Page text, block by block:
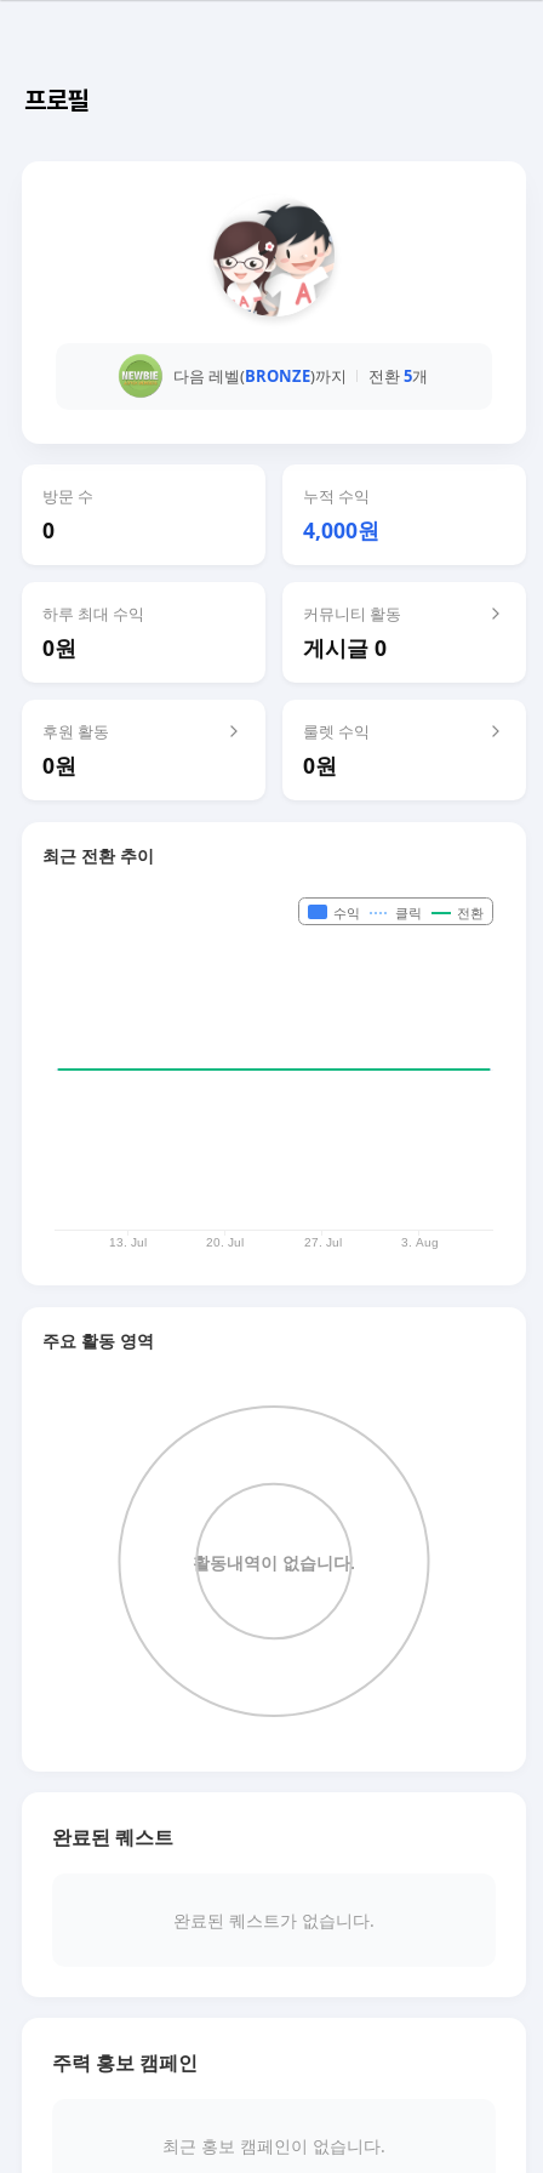
프로필
다음 레벨(BRONZE)까지 전환5개
방문 수
0
누적 수익
4,000원
하루 최대 수익
0원
커뮤니티 활동
게시글 0
후원 활동
0원
룰렛 수익
0원
최근 전환 추이
주요 활동 영역
완료된 퀘스트
완료된 퀘스트가 없습니다.
주력 홍보 캠페인
최근 홍보 캠페인이 없습니다.